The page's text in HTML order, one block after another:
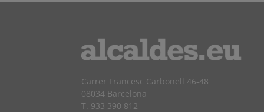
Carrer Francesc Carbonell 46-48
08034 Barcelona
T. 933 390 812